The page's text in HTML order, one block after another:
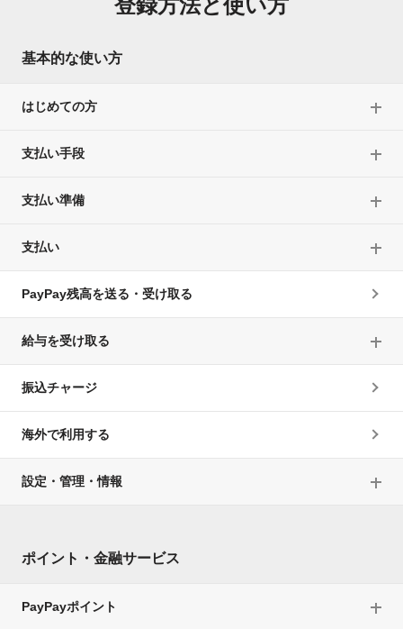
基本的な使い方
はじめての方
支払い手段
支払い準備
支払い
PayPay残高を送る・受け取る
給与を受け取る
振込チャージ
海外で利用する
設定・管理・情報
ポイント・金融サービス
PayPayポイント